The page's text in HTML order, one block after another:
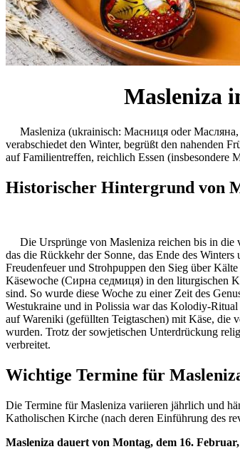
Masleniza
Masleniza (ukrainisch: Масниця oder Масляна,
verabschiedet den Winter, begrüßt den nahenden
auf Familientreffen, reichlich Essen (insbesondere
Historischer Hintergrund von
Die Ursprünge von Masleniza reichen bis in die
das die Rückkehr der Sonne, das Ende des
Freudenfeuer und Strohpuppen den Sieg über
Käsewoche (Сирна седмиця) in den liturgischen
sind. So wurde diese Woche zu einer Zeit des
Westukraine und in Polissia war das Kolodiy-
auf Wareniki (gefüllten Teigtaschen) mit Käse, die
wurden. Trotz der sowjetischen Unterdrückung
verbreitet.
Wichtige Termine für
Die Termine für Masleniza variieren jährlich und
Katholischen Kirche (nach deren Einführung des
Masleniza dauert von Montag, dem 16.